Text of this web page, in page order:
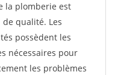
la plomberie est
qualité. Les
possèdent les
nécessaires pour
les problèmes